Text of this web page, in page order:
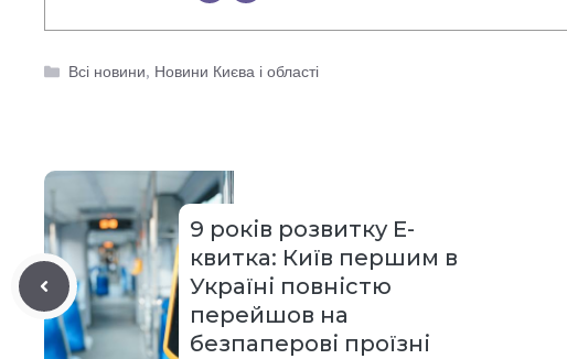
Категорії
Всі новини, Новини Києва і області
9 років розвитку Е-
квитка: Київ першим в
Україні повністю
перейшов на
безпаперові проїзні